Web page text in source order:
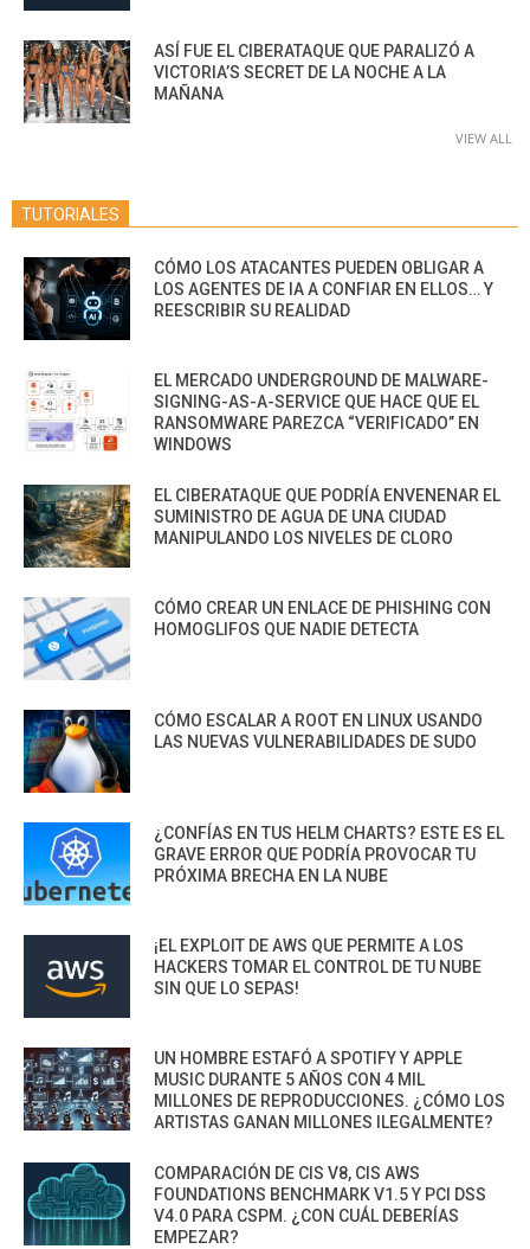
ASÍ FUE EL CIBERATAQUE QUE PARALIZÓ A
VICTORIA’S SECRET DE LA NOCHE A LA
MAÑANA
VIEW ALL
TUTORIALES
CÓMO LOS ATACANTES PUEDEN OBLIGAR A
LOS AGENTES DE IA A CONFIAR EN ELLOS… Y
REESCRIBIR SU REALIDAD
EL MERCADO UNDERGROUND DE MALWARE-
SIGNING-AS-A-SERVICE QUE HACE QUE EL
RANSOMWARE PAREZCA “VERIFICADO” EN
WINDOWS
EL CIBERATAQUE QUE PODRÍA ENVENENAR EL
SUMINISTRO DE AGUA DE UNA CIUDAD
MANIPULANDO LOS NIVELES DE CLORO
CÓMO CREAR UN ENLACE DE PHISHING CON
HOMOGLIFOS QUE NADIE DETECTA
CÓMO ESCALAR A ROOT EN LINUX USANDO
LAS NUEVAS VULNERABILIDADES DE SUDO
¿CONFÍAS EN TUS HELM CHARTS? ESTE ES EL
GRAVE ERROR QUE PODRÍA PROVOCAR TU
PRÓXIMA BRECHA EN LA NUBE
¡EL EXPLOIT DE AWS QUE PERMITE A LOS
HACKERS TOMAR EL CONTROL DE TU NUBE
SIN QUE LO SEPAS!
UN HOMBRE ESTAFÓ A SPOTIFY Y APPLE
MUSIC DURANTE 5 AÑOS CON 4 MIL
MILLONES DE REPRODUCCIONES. ¿CÓMO LOS
ARTISTAS GANAN MILLONES ILEGALMENTE?
COMPARACIÓN DE CIS V8, CIS AWS
FOUNDATIONS BENCHMARK V1.5 Y PCI DSS
V4.0 PARA CSPM. ¿CON CUÁL DEBERÍAS
EMPEZAR?